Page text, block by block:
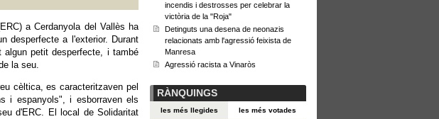
a Cerdanyola del Vallès ha
desperfecte a l'exterior. Durant
algun petit desperfecte, i també
la seu.
cèltica, es caracteritzaven pel
i espanyols", i esborraven els
d'ERC. El local de Solidaritat
incendis i destrosses per celebrar la
victòria de la "Roja"
Detinguts una desena de neonazis
relacionats amb l'agressió feixista de
Manresa
Agressió racista a Vinaròs
RÀNQUINGS
les més llegides les més votades